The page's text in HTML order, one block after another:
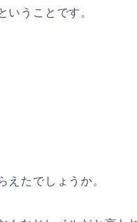
いうことです。
えたでしょうか。